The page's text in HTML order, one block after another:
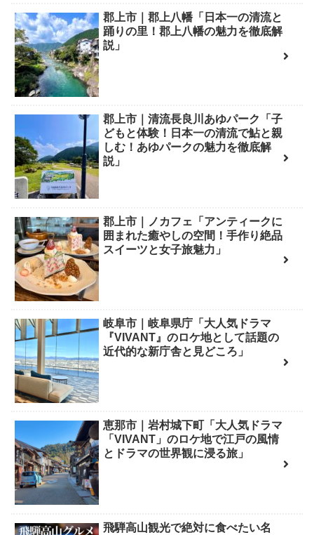
郡上市｜郡上八幡「日本一の清流と
踊りの里！郡上八幡の魅力を徹底解
説」
郡上市｜清流長良川あゆパーク「子
どもと体験！日本一の清流で鮎と親
しむ！あゆパークの魅力を徹底解
説」
郡上市｜ノカフェ「アンティークに
囲まれた癒やしの空間！手作り絶品
スイーツと女子旅魅力」
岐阜市｜岐阜県庁「大人気ドラマ
『VIVANT』のロケ地として話題の
近代的な新庁舎と見どころ」
恵那市｜岩村城下町「大人気ドラマ
「VIVANT」のロケ地で江戸の風情
とドラマの世界観に浸る旅」
飛騨高山観光で絶対に食べたい名